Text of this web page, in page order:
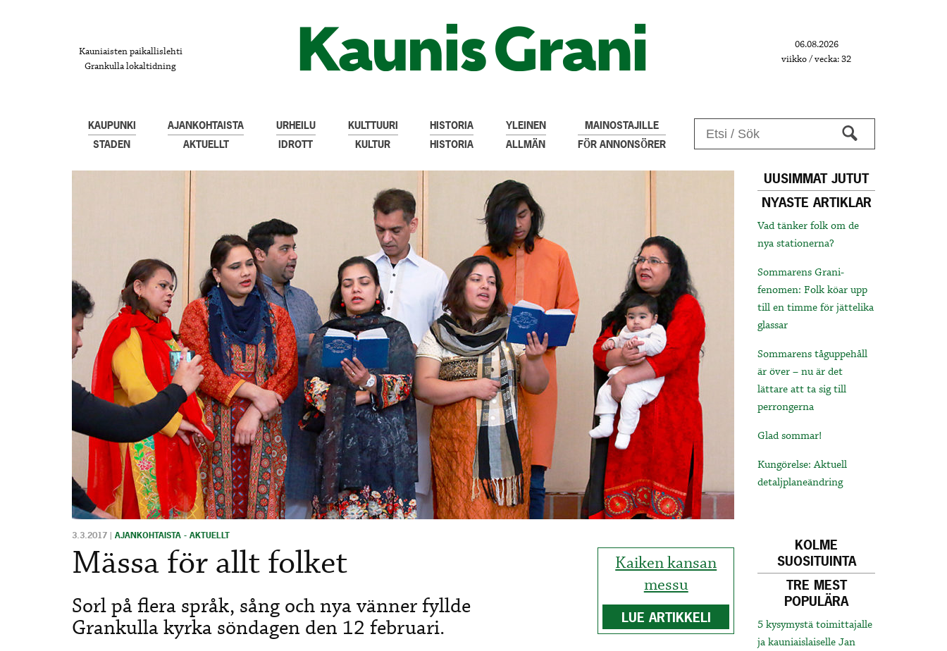
Kauniaisten paikallislehti
Grankulla lokaltidning
06.08.2026
viikko / vecka: 32
KAUPUNKI
STADEN
AJANKOHTAISTA
AKTUELLT
URHEILU
IDROTT
KULTTUURI
KULTUR
HISTORIA
HISTORIA
YLEINEN
ALLMÄN
MAINOSTAJILLE
FÖR ANNONSÖRER
Kaiken kansan
messu
LUE ARTIKKELI
3.3.2017 | AJANKOHTAISTA - AKTUELLT
Mässa för allt folket
Sorl på flera språk, sång och nya vänner fyllde
Grankulla kyrka söndagen den 12 februari.
UUSIMMAT JUTUT
NYASTE ARTIKLAR
Vad tänker folk om de
nya stationerna?
Sommarens Grani-
fenomen: Folk köar upp
till en timme för jättelika
glassar
Sommarens tåguppehåll
är över – nu är det
lättare att ta sig till
perrongerna
Glad sommar!
Kungörelse: Aktuell
detaljplaneändring
KOLME
SUOSITUINTA
TRE MEST
POPULÄRA
5 kysymystä toimittajalle
ja kauniaislaiselle Jan